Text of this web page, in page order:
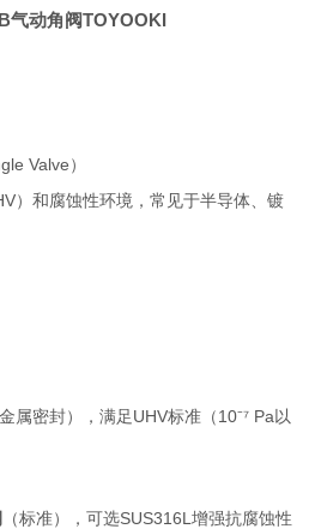
气动角阀TOYOOKI
Valve）
）和腐蚀性环境，常见于半导体、镀
金属密封），满足UHV标准（10⁻⁷ Pa以
（标准），可选SUS316L增强抗腐蚀性